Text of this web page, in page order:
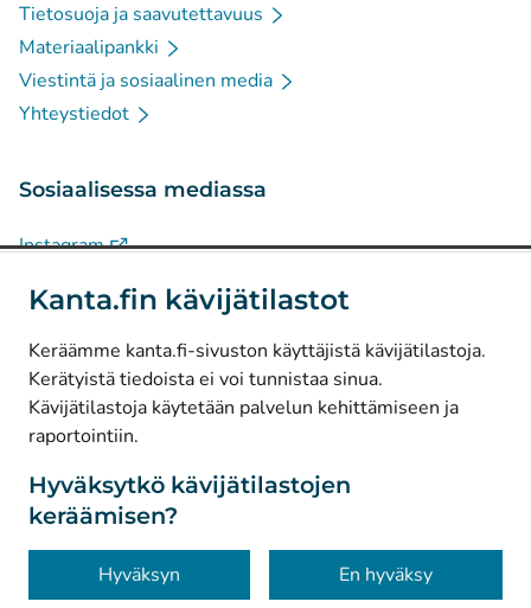
Kanta.fin kävijätilastot
Keräämme kanta.fi-sivuston käyttäjistä kävijätilastoja.
Kerätyistä tiedoista ei voi tunnistaa sinua.
Kävijätilastoja käytetään palvelun kehittämiseen ja
raportointiin.
Hyväksytkö kävijätilastojen
keräämisen?
Hyväksyn En hyväksy
Tietosuoja ja saavutettavuus
Materiaalipankki
Viestintä ja sosiaalinen media
Yhteystiedot
Sosiaalisessa mediassa
Instagram(Avautuu uuteen välilehteen)
Facebook(Avautuu uuteen välilehteen)
© Kanta-Palvelut, Kansaneläkelaitos
Tietosuoja
Tietoa sivustosta
Saavutettavuus
Evästeet